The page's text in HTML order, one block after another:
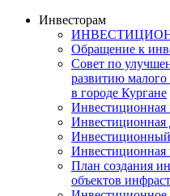
Инвесторам
Обращение к
Совет по
развитию малого
в городе Кургане
Инвестиционная
Инвестиционная
Инвестиционная
План создания
объектов